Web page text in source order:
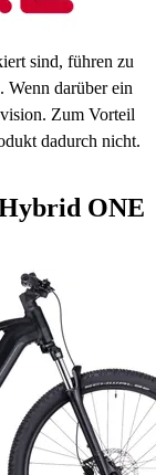
sind, führen zu
Wenn darüber ein
Zum Vorteil
dadurch nicht.
ONE